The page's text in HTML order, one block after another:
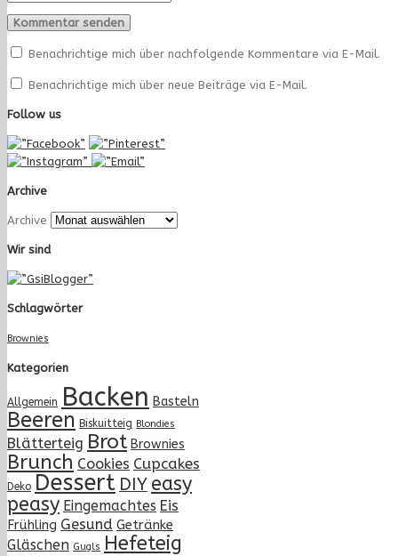
Benachrichtige mich über nachfolgende Kommentare via E-Mail.
Benachrichtige mich über neue Beiträge via E-Mail.
Follow us
Archive
Archive
Wir sind
Schlagwörter
Brownies
Kategorien
Allgemein Backen Basteln
Beeren Biskuitteig Blondies
Blätterteig Brot Brownies
Brunch Cookies Cupcakes
Deko Dessert DIY easy
peasy Eingemachtes Eis
Frühling Gesund Getränke
Gläschen Gugls Hefeteig